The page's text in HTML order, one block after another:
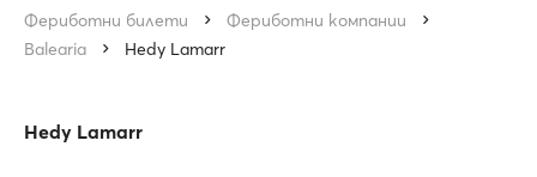
Фериботни билети
Фериботни компании
Balearia
Hedy Lamarr
Hedy Lamarr